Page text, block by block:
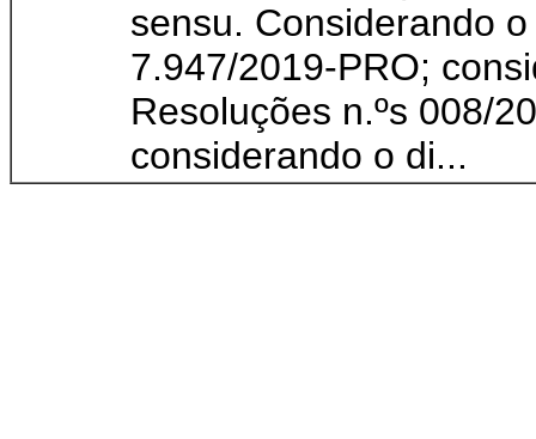
sensu. Considerando
7.947/2019-PRO;
Resoluções n.ºs 008/
considerando o di...